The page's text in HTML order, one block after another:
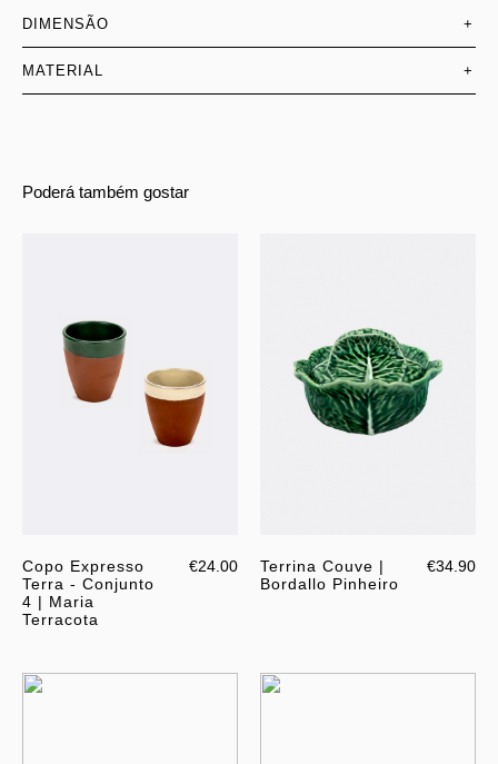
DIMENSÃO +
MATERIAL +
Poderá também gostar
Copo Expresso
Terra - Conjunto
4 | Maria
Terracota
€24.00
Terrina Couve |
Bordallo Pinheiro
€34.90